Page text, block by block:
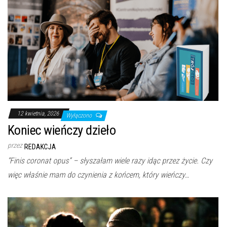
12 kwietnia, 2026 Wyłączono
Koniec wieńczy dzieło
przez REDAKCJA
“Finis coronat opus” – słyszałam wiele razy idąc przez życie. Czy
więc właśnie mam do czynienia z końcem, który wieńczy…